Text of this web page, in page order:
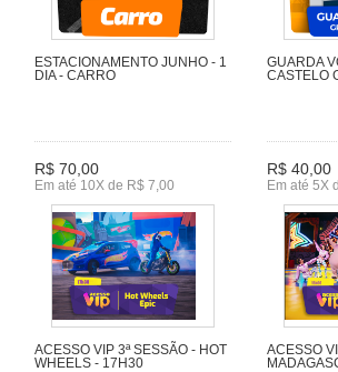
ESTACIONAMENTO JUNHO - 1
DIA - CARRO
R$ 70,00
Em até 10X de R$ 7,00
GUARDA
CASTELO
R$ 40,00
Em até 5X
ACESSO VIP 3ª SESSÃO - HOT
WHEELS - 17H30
ACESSO